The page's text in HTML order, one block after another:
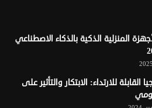
المنزلية الذكية بالذكاء الاصطناعي
القابلة للارتداء: الابتكار والتأثير على